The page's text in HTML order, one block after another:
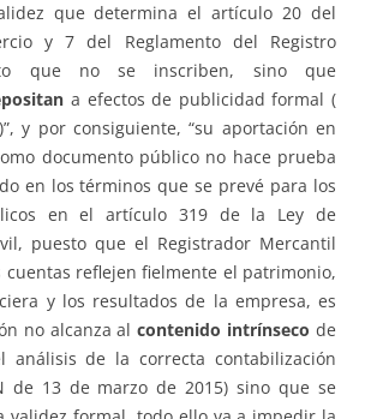
que determina el artículo 20 del
y 7 del Reglamento del Registro
que no se inscriben, sino que
a efectos de publicidad formal (
y por consiguiente, “su aportación en
documento público no hace prueba
en los términos que se prevé para los
en el artículo 319 de la Ley de
puesto que el Registrador Mercantil
cuentas reflejen fielmente el patrimonio,
y los resultados de la empresa, es
no alcanza alcontenido intrínseco de
análisis de la correcta contabilización
de 13 de marzo de 2015) sino que se